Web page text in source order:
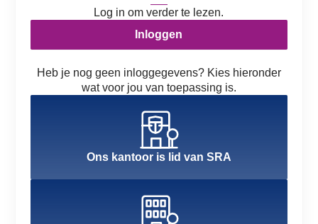
Log in om verder te lezen.
Inloggen
Heb je nog geen inloggegevens? Kies hieronder
wat voor jou van toepassing is.
Ons kantoor is lid van SRA